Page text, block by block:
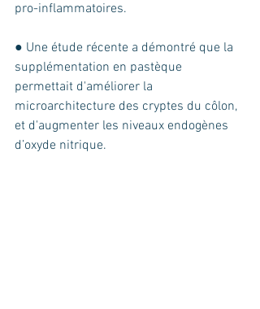
pro-inflammatoires.
● Une étude récente a démontré que la
supplémentation en pastèque
permettait d'améliorer la
microarchitecture des cryptes du côlon,
et d'augmenter les niveaux endogènes
d’oxyde nitrique.